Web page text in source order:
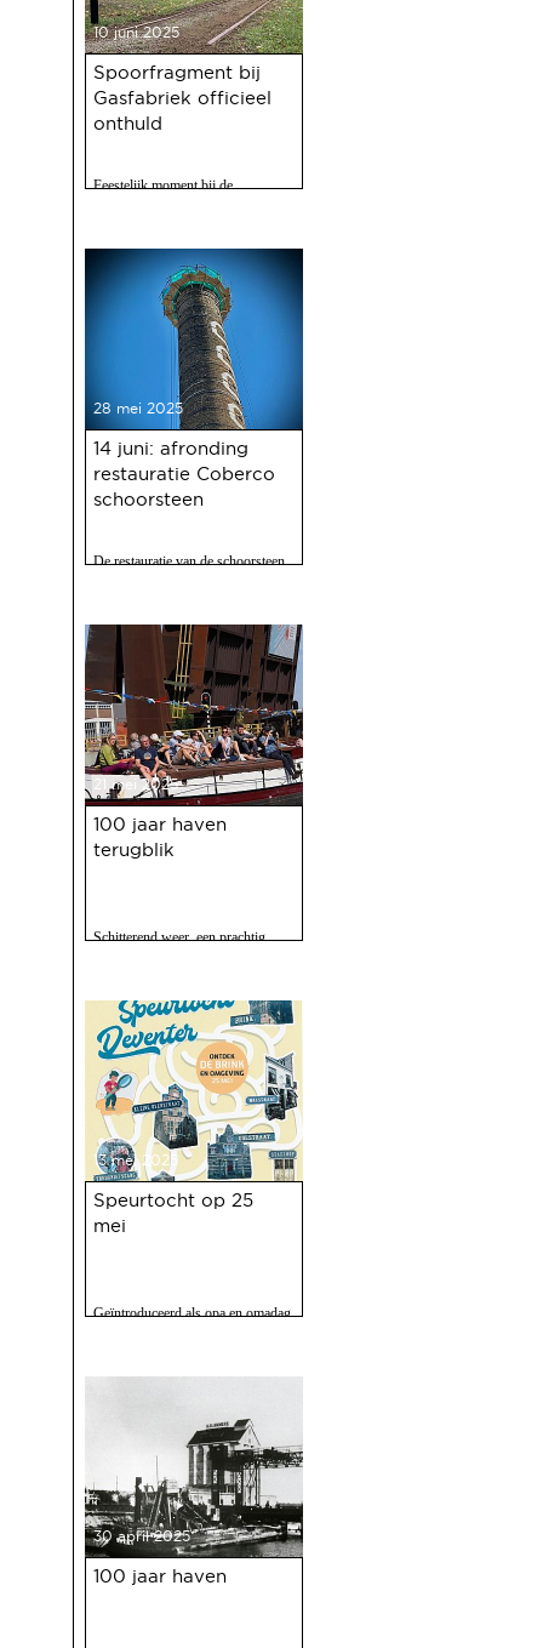
10 juni 2025
Spoorfragment bij
Gasfabriek officieel
onthuld
Feestelijk moment bij de
28 mei 2025
14 juni: afronding
restauratie Coberco
schoorsteen
De restauratie van de schoorsteen
21 mei 2025
100 jaar haven
terugblik
Schitterend weer, een prachtig
op 10 mei jl. van 100 jaar Haven
was een ongekend succes.
13 mei 2025
Speurtocht op 25
mei
Geïntroduceerd als opa en omadag
30 april 2025
100 jaar haven